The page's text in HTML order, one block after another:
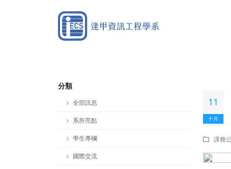
分類
全部訊息
系所亮點
學生專欄
國際交流
11
十月
課務